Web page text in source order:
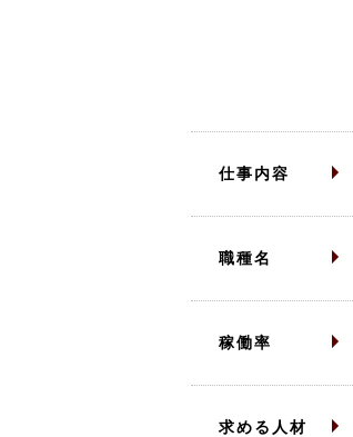
仕事内容
職種名
稼働率
求める人材